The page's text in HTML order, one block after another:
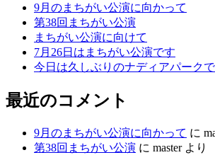
9月のまちがい公演に向かって
第38回まちがい公演
まちがい公演に向けて
7月26日はまちがい公演です
今日は久しぶりのナディアパーク
最近のコメント
9月のまちがい公演に向かって に
第38回まちがい公演 に masterより